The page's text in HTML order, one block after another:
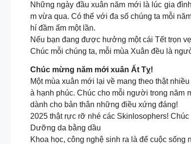
Những ngày đầu xuân năm mới là lúc gia
m vừa qua. Có thể với đa số chúng ta mỗi
hí đầm ấm một lần.
Nếu bạn đang được hưởng một cái Tết trọn
Chúc mỗi chúng ta, mỗi mùa Xuân đều là
Chúc mừng năm mới xuân Ất Tỵ!
Một mùa xuân mới lại về mang theo thật
à hạnh phúc. Chúc cho mỗi người trong
dành cho bản thân những điều xứng đáng!
2025 thật rực rỡ nhé các Skinlosophers!
Dưỡng da bằng dầu
Khoa học, công nghệ sinh ra là để cuộc